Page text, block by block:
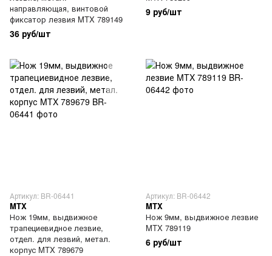
направляющая, винтовой
фиксатор лезвия MTX 789149
36 руб/шт
9 руб/шт
Артикул: BR-06441
MTX
Нож 19мм, выдвижное
трапециевидное лезвие,
отдел. для лезвий, метал.
корпус MTX 789679
Артикул: BR-06442
MTX
Нож 9мм, выдвижное лезвие
MTX 789119
6 руб/шт